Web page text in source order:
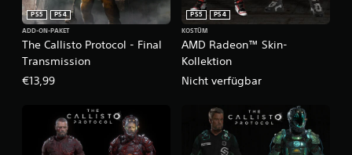
The Callisto Protocol - Final
Transmission
PS5
PS4
ADD-ON-PAKET
€13,99
AMD Radeon™ Skin-
Kollektion
PS5
PS4
KOSTÜM
Nicht verfügbar